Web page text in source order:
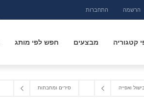
הרשמה התחברות
קטגוריה מבצעים חפש לפי מותג
בישול ואפייה סירים ומחבתות